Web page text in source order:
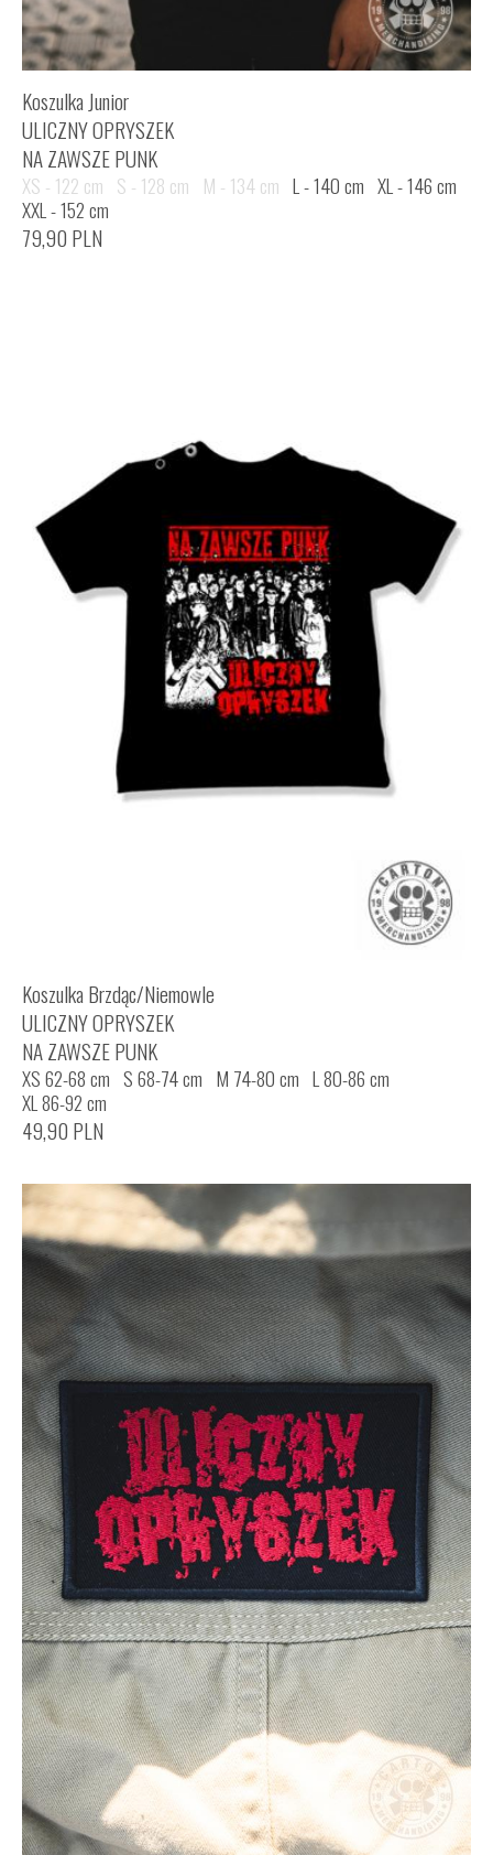
Koszulka Junior
ULICZNY OPRYSZEK
NA ZAWSZE PUNK
XS - 122 cm S - 128 cm M - 134 cm L - 140 cm XL - 146 cm
XXL - 152 cm
79,90 PLN
Koszulka Brzdąc/Niemowle
ULICZNY OPRYSZEK
NA ZAWSZE PUNK
XS 62-68 cm S 68-74 cm M 74-80 cm L 80-86 cm
XL 86-92 cm
49,90 PLN